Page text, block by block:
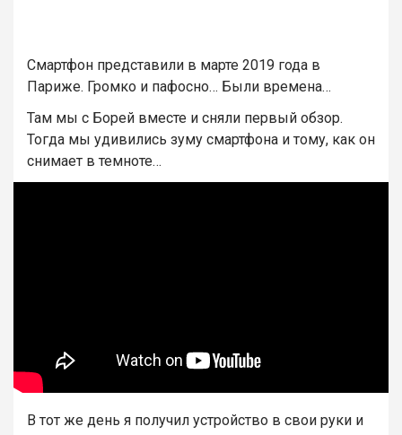
Cмартфон представили в марте 2019 года в
Париже. Громко и пафосно… Были времена…
Там мы с Борей вместе и сняли первый обзор.
Тогда мы удивились зуму смартфона и тому, как он
снимает в темноте…
В тот же день я получил устройство в свои руки и